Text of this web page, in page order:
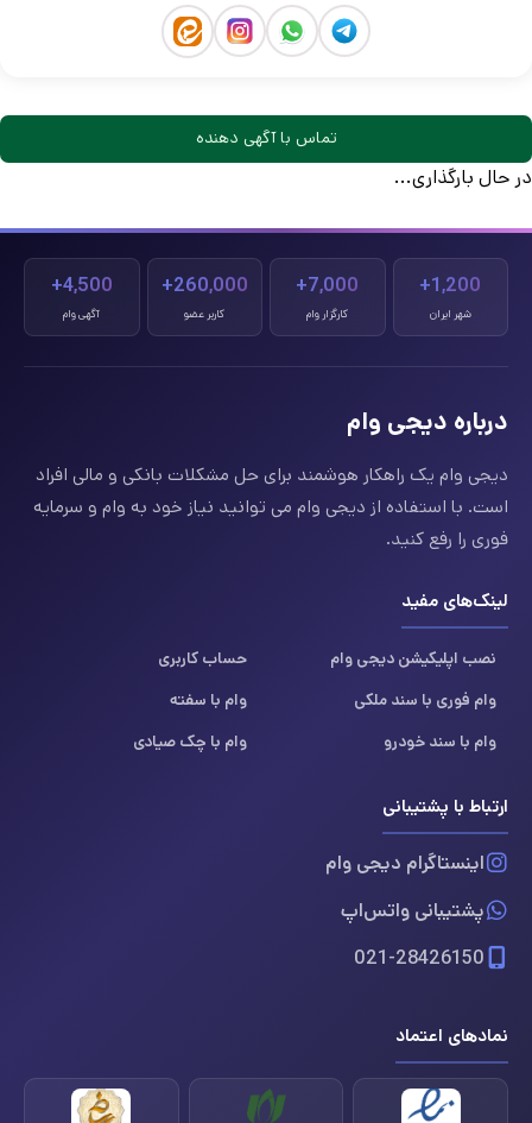
تماس با آگهی دهنده
در حال بارگذاری...
1,200+
شهر ایران
7,000+
کارگزار وام
260,000+
کاربر عضو
4,500+
آگهی وام
درباره دیجی وام
دیجی وام یک راهکار هوشمند برای حل مشکلات بانکی و مالی افراد
است. با استفاده از دیجی وام می توانید نیاز خود به وام و سرمایه
فوری را رفع کنید.
لینک‌های مفید
نصب اپلیکیشن دیجی وام
حساب کاربری
وام فوری با سند ملکی
وام با سفته
وام با سند خودرو
وام با چک صیادی
ارتباط با پشتیبانی
اینستاگرام دیجی وام
پشتیبانی واتس‌اپ
021-28426150
نمادهای اعتماد